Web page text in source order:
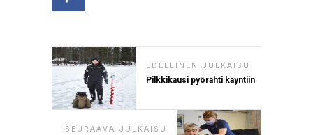
EDELLINEN JULKAISU
Pilkkikausi pyörähti käyntiin
SEURAAVA JULKAISU